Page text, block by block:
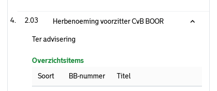
2.03 Herbenoeming voorzitter CvB BOOR
Ter advisering
Overzichtsitems
Soort
BB-nummer Titel